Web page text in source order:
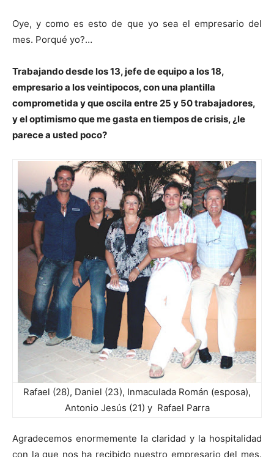
Oye, y como es esto de que yo sea el empresario del
mes. Porqué yo?…
Trabajando desde los 13, jefe de equipo a los 18,
empresario a los veintipocos, con una plantilla
comprometida y que oscila entre 25 y 50 trabajadores,
y el optimismo que me gasta en tiempos de crisis, ¿le
parece a usted poco?
Rafael (28), Daniel (23), Inmaculada Román (esposa),
Antonio Jesús (21) y Rafael Parra
Agradecemos enormemente la claridad y la hospitalidad
con la que nos ha recibido nuestro empresario del mes.